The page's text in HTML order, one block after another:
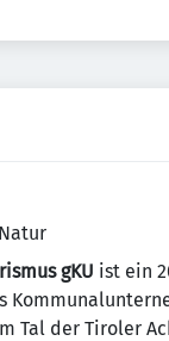
gKU ist ein
Tal der Tiroler